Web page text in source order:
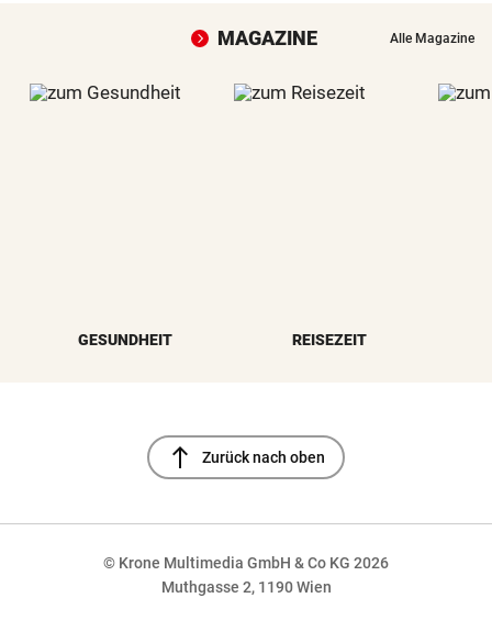
MAGAZINE Alle Magazine
GESUNDHEIT REISEZEIT
north Zurück nach oben
© Krone Multimedia GmbH & Co KG 2026
Muthgasse 2, 1190 Wien